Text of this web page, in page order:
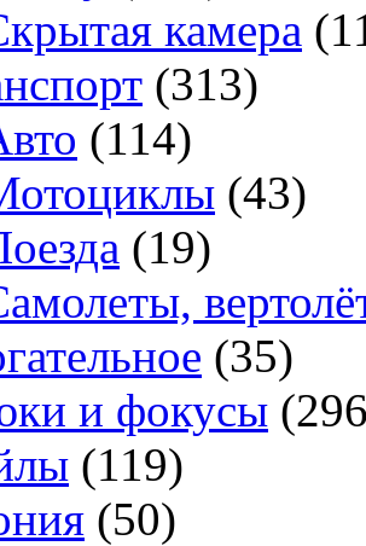
камера
(313)
(114)
(43)
(19)
(35)
и фокусы
(119)
(50)